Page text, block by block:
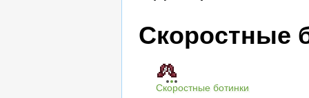
Скоростные
Скоростные ботинки